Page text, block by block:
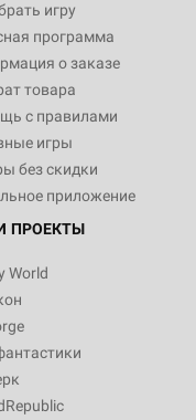
игру
программа
о заказе
товара
с правилами
игры
без скидки
приложение
ПРОЕКТЫ
World